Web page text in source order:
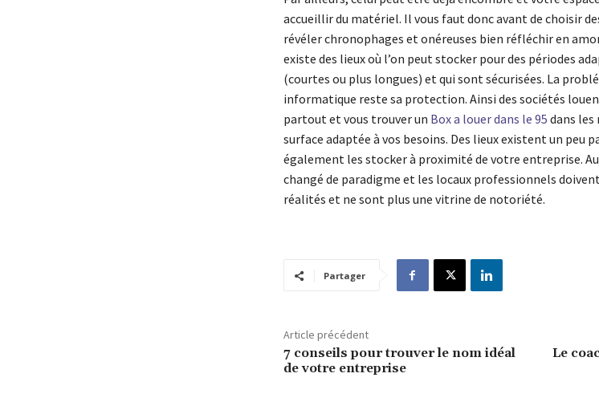
accueillir du matériel. Il vous faut donc avant de choisir
révéler chronophages et onéreuses bien réfléchir en
existe des lieux où l’on peut stocker pour des périodes
(courtes ou plus longues) et qui sont sécurisées. La
informatique reste sa protection. Ainsi des sociétés
partout et vous trouver un Box a louer dans le 95 dans
surface adaptée à vos besoins. Des lieux existent un peu
également les stocker à proximité de votre entreprise.
changé de paradigme et les locaux professionnels
réalités et ne sont plus une vitrine de notoriété.
Partager
Article précédent
7 conseils pour trouver le nom idéal
de votre entreprise
Le